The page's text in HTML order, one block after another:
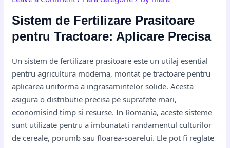
Sistem de Fertilizare Prasitoare
pentru Tractoare: Aplicare Precisa
Un sistem de fertilizare prasitoare este un utilaj esential
pentru agricultura moderna, montat pe tractoare pentru
aplicarea uniforma a ingrasamintelor solide. Acesta
asigura o distributie precisa pe suprafete mari,
economisind timp si resurse. In Romania, aceste sisteme
sunt utilizate pentru a imbunatati randamentul culturilor
de cereale, porumb sau floarea-soarelui. Ele pot fi reglate